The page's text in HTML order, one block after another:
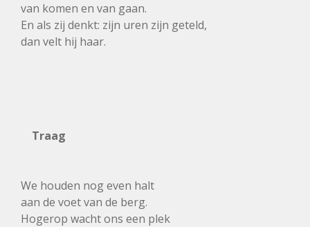
van komen en van gaan.
En als zij denkt: zijn uren zijn geteld,
dan velt hij haar.
Traag
We houden nog even halt
aan de voet van de berg.
Hogerop wacht ons een plek